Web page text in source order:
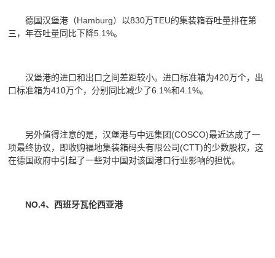
德国汉堡港（Hamburg）以830万TEU的集装箱吞吐量排在第
三，年吞吐量同比下降5.1%。
汉堡港的进口和出口之间差距较小。进口标准箱为420万个，出
口标准箱为410万个，分别同比减少了6.1%和4.1%。
另外值得注意的是，汉堡港与中远集团(COSCO)最近达成了一
项最终协议，即收购福地集装箱码头有限公司(CTT)的少数股权，这
在德国政府中引起了一些对中国对该国港口行业影响的担忧。
NO.4、西班牙瓦伦西亚港